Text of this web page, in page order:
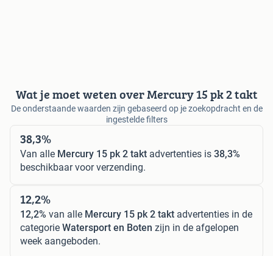
Wat je moet weten over Mercury 15 pk 2 takt
De onderstaande waarden zijn gebaseerd op je zoekopdracht en de
ingestelde filters
38,3%
Van alle Mercury 15 pk 2 takt advertenties is 38,3%
beschikbaar voor verzending.
12,2%
12,2% van alle Mercury 15 pk 2 takt advertenties in de
categorie Watersport en Boten zijn in de afgelopen
week aangeboden.